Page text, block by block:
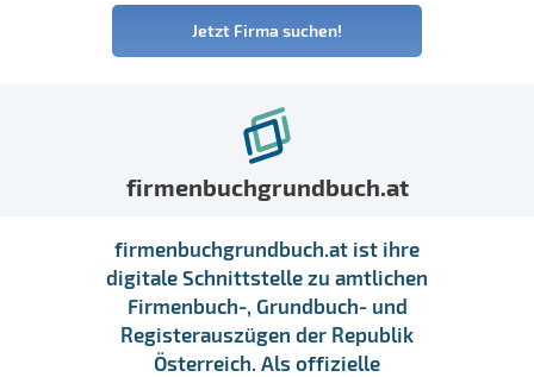
Jetzt Firma suchen!
firmenbuchgrundbuch.at
firmenbuchgrundbuch.at ist ihre
digitale Schnittstelle zu amtlichen
Firmenbuch-, Grundbuch- und
Registerauszügen der Republik
Österreich. Als offizielle